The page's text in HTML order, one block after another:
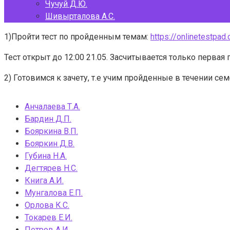
Чучуй Д.Ю.
Шивырталова А.С.
1)Пройти тест по пройденным темам: https://
Тест открыт до 12:00 21.05. Засчитывается только первая
2) Готовимся к зачету, т.е учим пройденные в течении
Анчалаева Т.А.
Бардин Д.П.
Бояркина В.П.
Бояркин Д.В.
Губина Н.А.
Дегтярев Н.С.
Книга А.И.
Мунгалова Е.П.
Орлова К.С.
Токарев Е.И.